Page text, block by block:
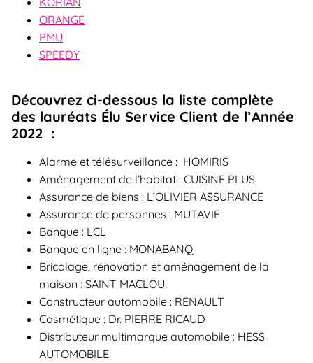
ORANGE
PMU
SPEEDY
Découvrez ci-dessous la liste complète
des lauréats Élu Service Client de l’Année
2022 :
Alarme et télésurveillance : HOMIRIS
Aménagement de l’habitat : CUISINE PLUS
Assurance de biens : L’OLIVIER ASSURANCE
Assurance de personnes : MUTAVIE
Banque : LCL
Banque en ligne : MONABANQ
Bricolage, rénovation et aménagement de la
maison : SAINT MACLOU
Constructeur automobile : RENAULT
Cosmétique : Dr. PIERRE RICAUD
Distributeur multimarque automobile : HESS
AUTOMOBILE